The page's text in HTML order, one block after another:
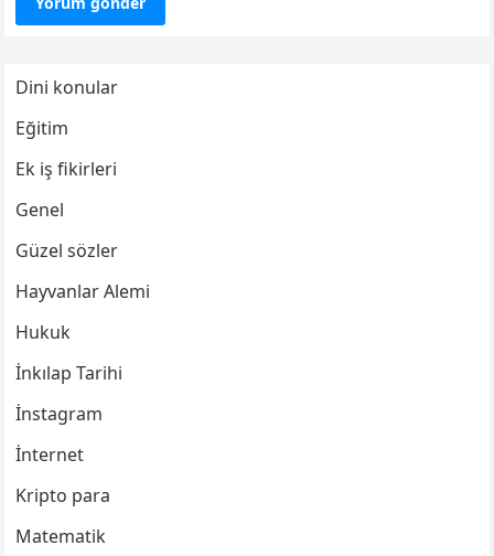
Dini konular
Eğitim
Ek iş fikirleri
Genel
Güzel sözler
Hayvanlar Alemi
Hukuk
İnkılap Tarihi
İnstagram
İnternet
Kripto para
Matematik